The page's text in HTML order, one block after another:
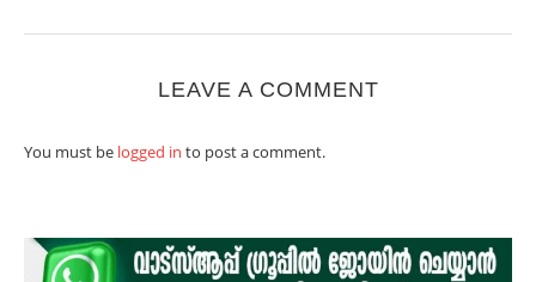
LEAVE A COMMENT
You must be logged in to post a comment.